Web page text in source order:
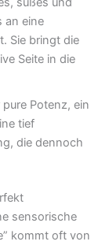
an eine
Sie bringt die
Seite in die
Potenz, ein
tief
die dennoch
sensorische
kommt oft von